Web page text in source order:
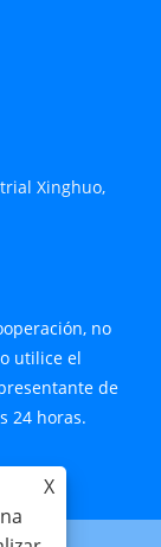
Xinghuo,
no
utilice el
de
24 horas.
X